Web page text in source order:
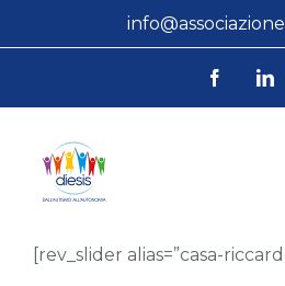
Facebook
[rev_slider alias=”casa-